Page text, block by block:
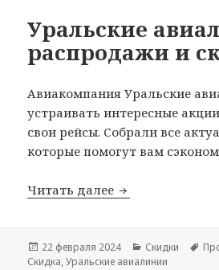
Уральские
распродажи и
Авиакомпания Уральские
устраивать интересные
свои рейсы. Собрали все
которые помогут вам
Читать далее Уральские
Опубликовано
22 февраля 2024 Рубрики
Скидки
Скидка,Уральские авиалинии